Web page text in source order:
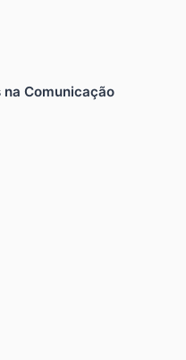
na Comunicação